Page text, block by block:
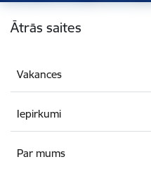
Kājene
Ātrās saites
Vakances
Iepirkumi
Par mums